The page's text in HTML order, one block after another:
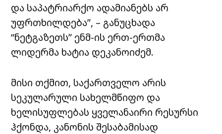
და საპატრიარქო ადამიანებს არ
უფრთხილდება”, – განუცხადა
“ნეტგაზეთს” ენმ-ის ერთ-ერთმა
ლიდერმა ხატია დეკანოიძემ.
მისი თქმით, საქართველო არის
სეკულარული სახელმწიფო და
ხელისუფლებას ყველანაირი რესურსი
ჰქონდა, კანონის შესაბამისად